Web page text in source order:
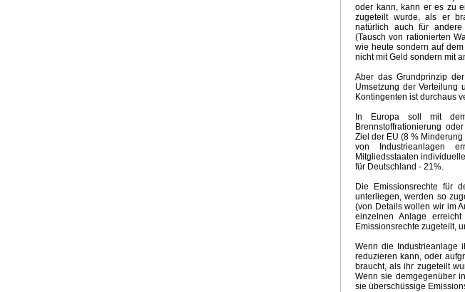
Hochwasserkatastrophe in Südwestdeutschland
Mit Turbo in die Klimadiktatur
Wie realistisch sind 100 Prozent Erneuerbare bis 2050
Klimapolitik US Präsident Biden
Zukunft der Energiewende
Mehr Extremwetterlagen durch Treibhausgase
Aktuelle
Update Witterungsvorhersage
Kein El Nino 2020
Die Klima - Illusion
Klimakrise, Meinungsfreiheit, ökosozialistischer Mob
Zynismus der Klimapolitik
Schlechte Nachrichten für Greta
Brave new green world
Nur 10 Jahre Zeit
Kohleausstieg und Ökodiktatur
Klimakrise - Krise
Unaufhaltsamer Siegeszug der Kohle
Retter vor der
Land der Grünen Illusionen Die Moped
Emissionshandel und Energiewende
Kapitalismus
Meinungsmache und Klimarevisionismus
Fake Science Dürre
Die Ökodiktatur Liebesgrüsse aus Moskau
oder kann, kann er es zu
zugeteilt wurde, als er
natürlich auch für
(Tausch von rationierten
wie heute sondern auf
nicht mit Geld sondern mit
Aber das Grundprinzip
Umsetzung der Verteilung
Kontingenten ist durchaus
In Europa soll mit
Brennstoffrationierung
Ziel der EU (8 %
von Industrieanlagen
Mitgliedsstaaten
für Deutschland - 21%.
Die Emissionsrechte für
unterliegen, werden so
(von Details wollen wir im
einzelnen Anlage
Emissionsrechte zugeteilt,
Wenn die Industrieanlage
reduzieren kann, oder
braucht, als ihr zugeteilt
Wenn sie demgegenüber
sie überschüssige